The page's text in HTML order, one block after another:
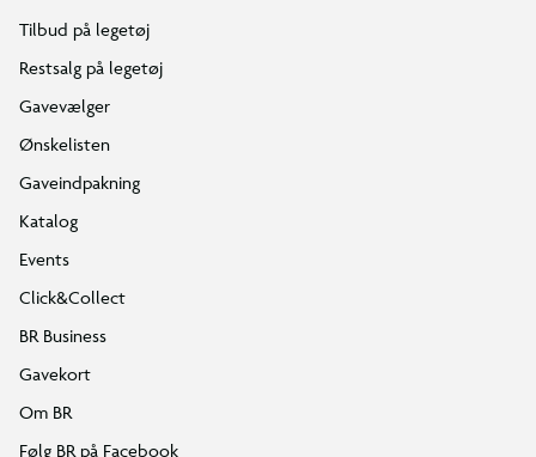
Tilbud på legetøj
Restsalg på legetøj
Gavevælger
Ønskelisten
Gaveindpakning
Katalog
Events
Click&Collect
BR Business
Gavekort
Om BR
Følg BR på Facebook